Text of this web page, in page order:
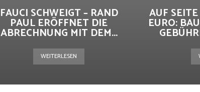
FAUCI SCHWEIGT – RAND
PAUL ERÖFFNET DIE
ABRECHNUNG MIT DEM...
WEITERLESEN
AUF
EURO: